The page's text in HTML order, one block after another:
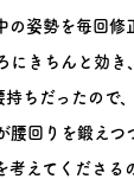
の姿勢を毎回
にきちんと効き
持ちだったので
腰回りを鍛えつ
考えてくださる